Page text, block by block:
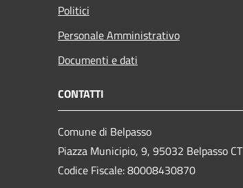
Politici
Personale Amministrativo
Documenti e dati
CONTATTI
Comune di Belpasso
Piazza Municipio, 9, 95032 Belpasso CT
Codice Fiscale: 80008430870